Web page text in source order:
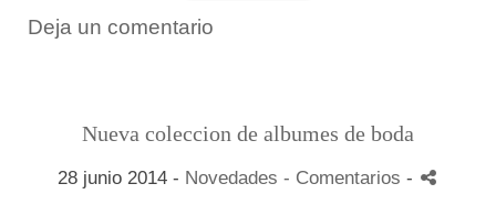
Deja un comentario
Nueva coleccion de albumes de boda
28 junio 2014 - Novedades - Comentarios -